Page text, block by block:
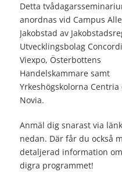
Detta
anordnas vid Campus
Jakobstad av
Utvecklingsbolag
Viexpo, Österbottens
Handelskammare samt
Yrkeshögskolorna Centria
Novia.
Anmäl dig snarast via
nedan. Där får du också
detaljerad information
digra programmet!